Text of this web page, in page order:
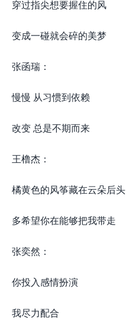
穿过指尖想要握住的风
变成一碰就会碎的美梦
张函瑞：
慢慢 从习惯到依赖
改变 总是不期而来
王橹杰：
橘黄色的风筝藏在云朵后头
多希望你在能够把我带走
张奕然：
你投入感情扮演
我尽力配合